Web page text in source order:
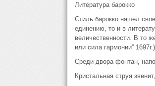
Литература барокко
Стиль барокко нашел
единению, то и в
величественности. В то
или сила гармонии” 1697г.)
Среди двора фонтан,
Кристальная струя